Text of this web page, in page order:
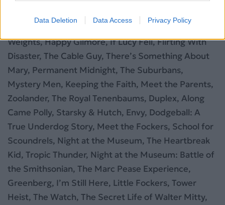
Data Deletion Data Access Privacy Policy
Empire of the Sun, Fresh Horses, Elvis Stories, Next
of Kin, Stella, The Nutt House, Reality Bites, Heavy
Weights, Happy Gilmore, If Lucy Fell, Flirting With
Disaster, The Cable Guy, There’s Something About
Mary, Permanent Midnight, The Suburbans,
Mystery Men, Keeping the Faith, Meet the Parents,
Zoolander, The Royal Tenenbaums, Duplex, Along
Came Polly, Starsky & Hutch, Envy, Dodgeball: A
True Underdog Story, Meet the Fockers, School for
Scoundrels, Night at the Museum, The Heartbreak
Kid, Tropic Thunder, Night at the Museum: Battle of
the Smithsonian, The Marc Pease Experience,
Greenberg, I’m Still Here, Little Fockers, Tower
Heist, The Watch, The Secret Life of Walter Mitty,